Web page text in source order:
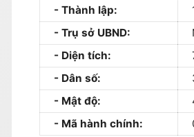
Thành lập:
Trụ sở UBND:
Diện tích:
Dân số:
Mật độ:
Mã hành chính: